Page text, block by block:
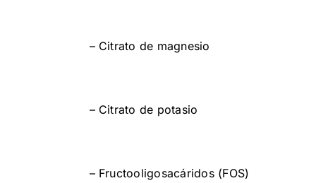
– Citrato de magnesio
– Citrato de potasio
– Fructooligosacáridos (FOS)